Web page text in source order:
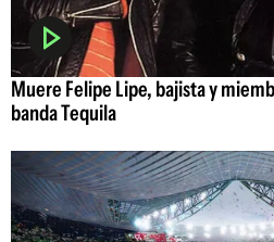
Muere Felipe Lipe, bajista y
banda Tequila